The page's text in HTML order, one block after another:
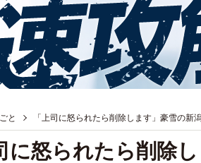
と 「上司に怒られたら削除します」豪雪の
に怒られたら削除